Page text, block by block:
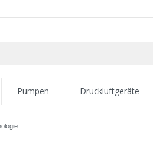
Pumpen Druckluftgeräte